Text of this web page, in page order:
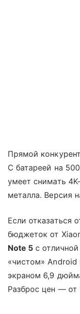
Прямой
С батареей на
умеет снимать
металла. Версия
Если отказаться
бюджеток от
Note 5 с
«чистом» Android
экраном 6,9
Разброс цен — от